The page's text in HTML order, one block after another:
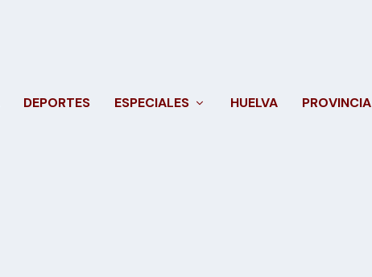
DEPORTES ESPECIALES HUELVA PROVINCIA